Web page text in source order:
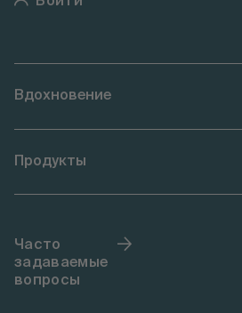
Вдохновение
Продукты
Часто
задаваемые
вопросы